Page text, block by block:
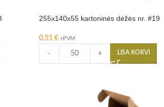
255x140x55 kartoninės dėžės nr. #19
0,51 € +PVM
- + LISA KORVI